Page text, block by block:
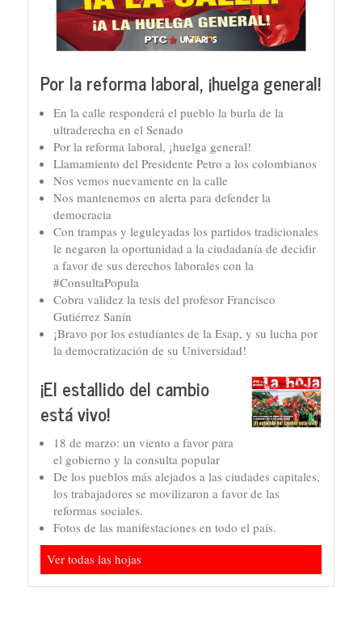
Por la reforma laboral, ¡huelga general!
En la calle responderá el pueblo la burla de la
ultraderecha en el Senado
Por la reforma laboral, ¡huelga general!
Llamamiento del Presidente Petro a los colombianos
Nos vemos nuevamente en la calle
Nos mantenemos en alerta para defender la
democracia
Con trampas y leguleyadas los partidos tradicionales
le negaron la oportunidad a la ciudadanía de decidir
a favor de sus derechos laborales con la
#ConsultaPopula
Cobra validez la tesis del profesor Francisco
Gutiérrez Sanín
¡Bravo por los estudiantes de la Esap, y su lucha por
la democratización de su Universidad!
¡El estallido del cambio
está vivo!
18 de marzo: un viento a favor para
el gobierno y la consulta popular
De los pueblos más alejados a las ciudades capitales,
los trabajadores se movilizaron a favor de las
reformas sociales.
Fotos de las manifestaciones en todo el país.
Ver todas las hojas